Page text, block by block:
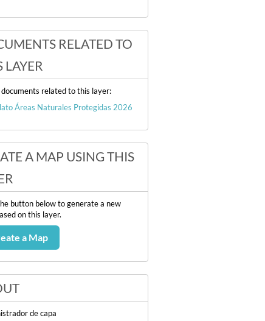
RELATED TO
LAYER
related to this layer:
Áreas Naturales Protegidas 2026
A MAP USING THIS
button below to generate a new
on this layer.
a Map
de capa